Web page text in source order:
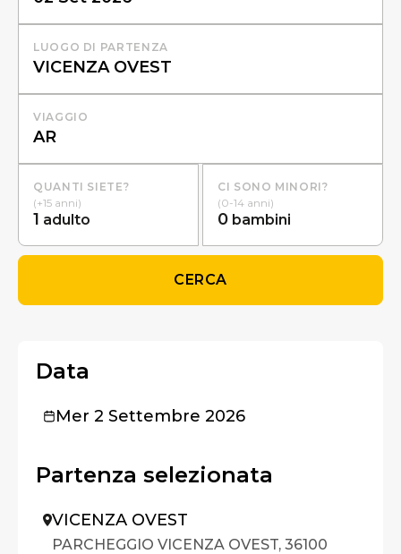
LUOGO DI PARTENZA
VIAGGIO
QUANTI SIETE?
(+15 anni)
1 adulto
CI SONO MINORI?
(0-14 anni)
0 bambini
CERCA
Data
Mer 2 Settembre 2026
Partenza selezionata
VICENZA OVEST
PARCHEGGIO VICENZA OVEST, 36100